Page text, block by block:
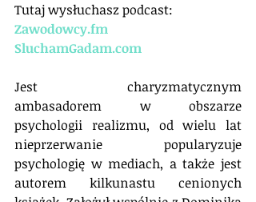
Tutaj wysłuchasz podcast:
Zawodowcy.fm
SluchamGadam.com
Jest charyzmatycznym
ambasadorem w obszarze
psychologii realizmu, od wielu lat
nieprzerwanie popularyzuje
psychologię w mediach, a także jest
autorem kilkunastu cenionych